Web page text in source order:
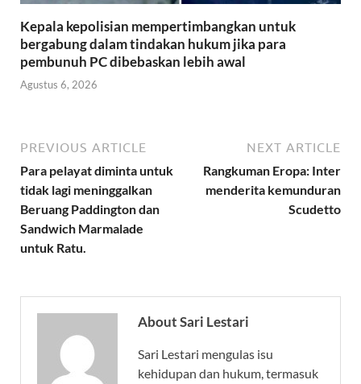
Kepala kepolisian mempertimbangkan untuk
bergabung dalam tindakan hukum jika para
pembunuh PC dibebaskan lebih awal
Agustus 6, 2026
PREVIOUS ARTICLE
Para pelayat diminta untuk
tidak lagi meninggalkan
Beruang Paddington dan
Sandwich Marmalade
untuk Ratu.
NEXT ARTICLE
Rangkuman Eropa: Inter
menderita kemunduran
Scudetto
About Sari Lestari
Sari Lestari mengulas isu
kehidupan dan hukum, termasuk